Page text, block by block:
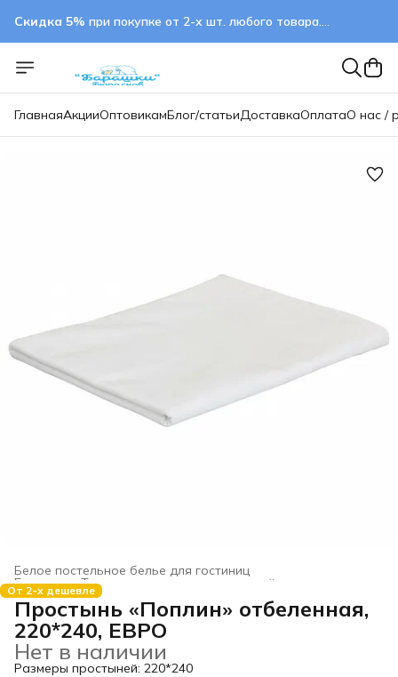
Скидка 5% при покупке от 2-х шт. любого товара.
ГлавнаяАкцииОптовикамБлог/статьиДоставкаОплатаО нас /
Белое постельное белье для гостиниц
Текстиль для гостиниц и отелей
Главная ›
От 2-х дешевле
Простынь «Поплин» отбеленная,
220*240, ЕВРО
Нет в наличии
Размеры простыней: 220*240